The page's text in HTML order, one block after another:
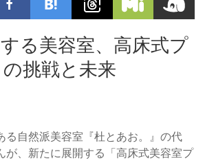
る美容室、高床式プ
挑戦と未来
る自然派美容室『杜とあお。』の代
が、新たに展開する「高床式美容室プ